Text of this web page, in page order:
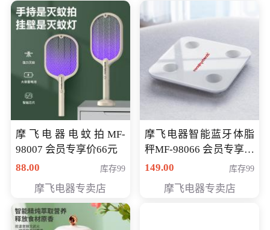
摩飞电器电蚊拍MF-
98007 会员专享价66元
88.00
库存99
摩飞电器专卖店
摩飞电器智能蓝牙体脂
秤MF-98066 会员专享价
98元
149.00 库存99
摩飞电器专卖店